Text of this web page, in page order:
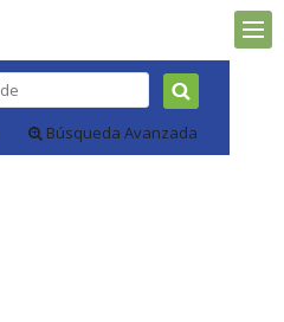
Búsqueda Avanzada